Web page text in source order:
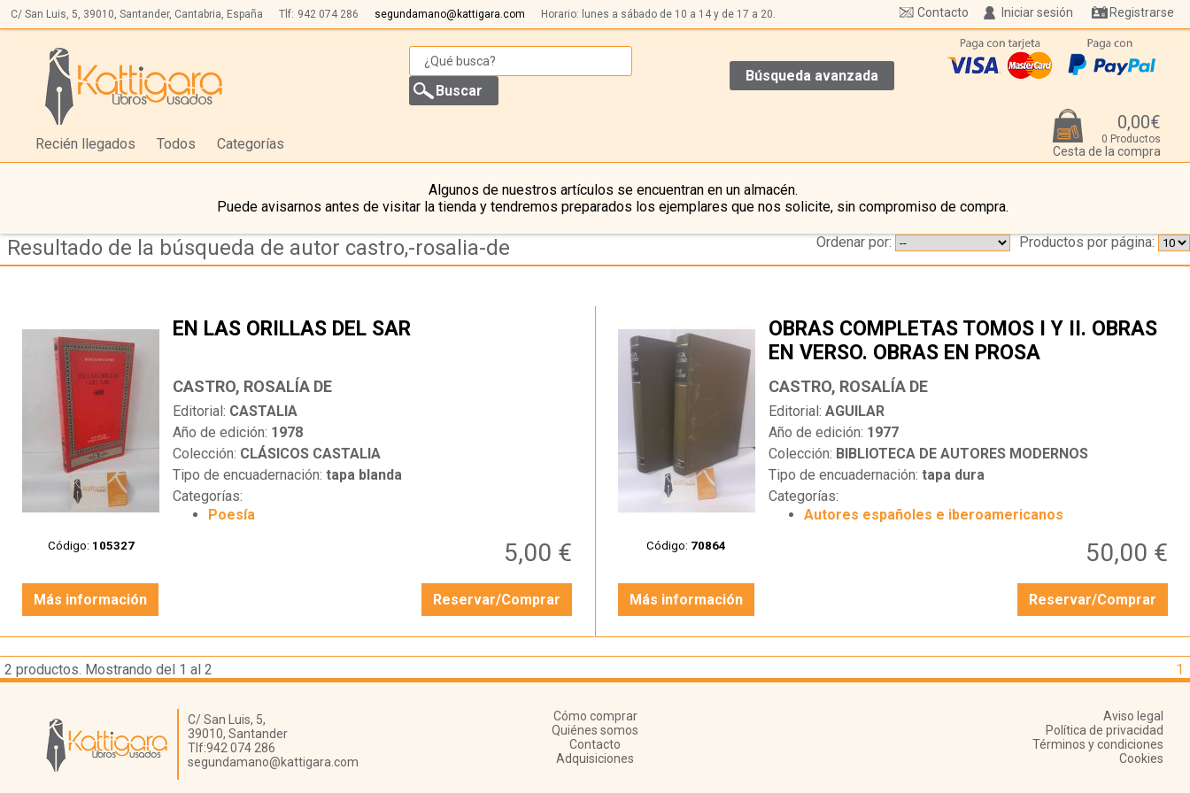
C/ San Luis, 5, 39010, Santander, Cantabria, España Tlf: 942 074 286 segundamano@kattigara.com Horario: lunes a sábado de 10 a 14 y de 17 a 20. Iniciar sesión Registrarse
Contacto
Búsqueda avanzada
Recién llegados Todos Categorías
0,00€
0 Productos
Cesta de la compra
Algunos de nuestros artículos se encuentran en un almacén.
Puede avisarnos antes de visitar la tienda y tendremos preparados los ejemplares que nos solicite, sin compromiso de compra.
Resultado de la búsqueda de autor castro,-rosalia-de Productos por página:
Ordenar por:
Código: 105327
EN LAS ORILLAS DEL SAR
CASTRO, ROSALÍA DE
Editorial: CASTALIA
Año de edición: 1978
Colección: CLÁSICOS CASTALIA
Tipo de encuadernación:tapa blanda
Categorías:
Poesía
5,00 €
Más información Reservar/Comprar
Código: 70864
OBRAS COMPLETAS TOMOS I Y II. OBRAS
EN VERSO. OBRAS EN PROSA
CASTRO, ROSALÍA DE
Editorial: AGUILAR
Año de edición: 1977
Colección: BIBLIOTECA DE AUTORES MODERNOS
Tipo de encuadernación: tapa dura
Categorías:
Autores españoles e iberoamericanos
50,00 €
Más información Reservar/Comprar
2 productos. Mostrando del 1 al 2 1
Librería Kattigara
C/ San Luis, 5,
39010, Santander
Tlf:942 074 286
segundamano@kattigara.com
Cómo comprar
Quiénes somos
Contacto
Adquisiciones
Aviso legal
Política de privacidad
Términos y condiciones
Cookies